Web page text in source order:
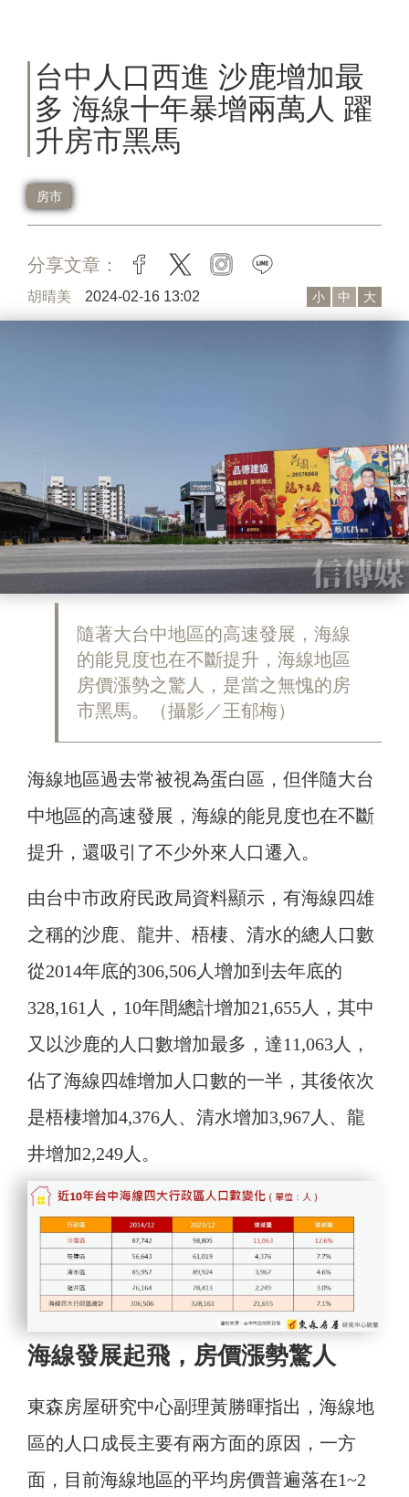
台中人口西進 沙鹿增加最
多 海線十年暴增兩萬人 躍
升房市黑馬
房市
分享文章： facebook
twitter instagram
胡晴美 2024-02-16 13:02 小 中 大
隨著大台中地區的高速發展，海線
的能見度也在不斷提升，海線地區
房價漲勢之驚人，是當之無愧的房
市黑馬。（攝影／王郁梅）
海線地區過去常被視為蛋白區，但伴隨大台
中地區的高速發展，海線的能見度也在不斷
提升，還吸引了不少外來人口遷入。
由台中市政府民政局資料顯示，有海線四雄
之稱的沙鹿、龍井、梧棲、清水的總人口數
從2014年底的306,506人增加到去年底的
328,161人，10年間總計增加21,655人，其中
又以沙鹿的人口數增加最多，達11,063人，
佔了海線四雄增加人口數的一半，其後依次
是梧棲增加4,376人、清水增加3,967人、龍
井增加2,249人。
海線發展起飛，房價漲勢驚人
東森房屋研究中心副理黃勝暉指出，海線地
區的人口成長主要有兩方面的原因，一方
面，目前海線地區的平均房價普遍落在1~2